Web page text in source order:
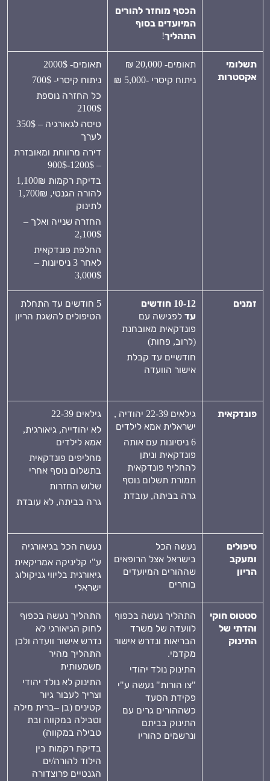
הכסף מוחזר להורים
המיועדים בסוף
התהליך!
תשלומי
אקסטרות
תאומים- 20,000 ₪
ניתוח קיסרי -5,000 ₪
תאומים- 2000$
ניתוח קיסרי- 700$
כל החזרה נוספת
2100$
טיסה לגאורגיה – 350$
לערך
דירה מרווחת ומאובזרת
– 1200$-900$
בדיקת רקמות 1,100₪
להורה הגנטי, 1,700₪
לתינוק
החזרה שנייה ואלך –
2,100$
החלפת פונדקאית
לאחר 3 ניסיונות –
3,000$
זמנים
10-12 חודשים
עד לפגישה עם
פונדקאית מאובחנת
(לרוב, פחות)
חודשיים עד קבלת
אישור הוועדה
5 חודשים עד התחלת
הטיפולים להשגת הריון
פונדקאית
גילאים 22-39 יהודיה ,
ישראלית אמא לילדים
6 ניסיונות עם אותה
פונדקאית וניתן
להחליף פונדקאית
תמורת תשלום נוסף
גרה בביתה, עובדת
גילאים 22-39
לא יהודייה, גיאורגית,
אמא לילדים
מחליפים פונדקאית
בתשלום נוסף אחרי
שלוש החזרות
גרה בביתה, לא עובדת
טיפולים
ומעקב
הריון
נעשה הכל
בישראל אצל הרופאים
שההורים המיועדים
בוחרים
נעשה הכל בגיאורגיה
ע"י קליניקה אמריקאית
גיאורגית בליווי גניקולוג
ישראלי
סטטוס חוקי
והדתי של
התינוק
התהליך נעשה בכפוף
לוועדה של משרד
הבריאות ונדרש אישור
מקדמי.
התינוק נולד יהודי
"צו הורות" נעשה ע"י
פקידת הסעד
כשההורים גרים עם
התינוק בביתם
ונרשמים כהוריו
התהליך נעשה בכפוף
לחוק הגיאורגי לא
נדרש אישור וועדה ולכן
התהליך מהיר
משמעותית
התינוק לא נולד יהודי
וצריך לעבור גיור
קטינים (בן –ברית מילה
וטבילה במקווה ובת
טבילה במקווה)
בדיקת רקמות בין
הילוד להורה/ים
הגנטיים פרוצדורה